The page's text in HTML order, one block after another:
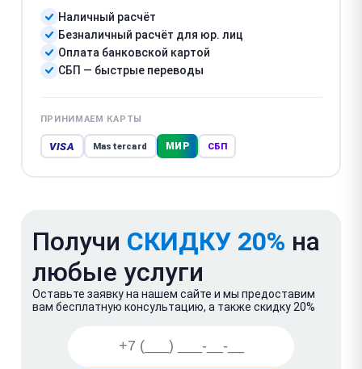
Наличный расчёт
Безналичный расчёт для юр. лиц
Оплата банковской картой
СБП — быстрые переводы
ПРИНИМАЕМ КАРТЫ
VISA Mastercard МИР СБП
Получи СКИДКУ 20% на
любые услуги
Оставьте заявку на нашем сайте и мы предоставим
вам бесплатную консультацию, а также скидку 20%